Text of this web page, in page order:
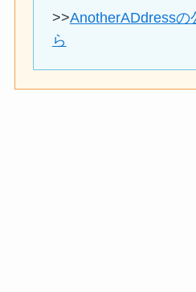
>>AnotherADdressの
ら